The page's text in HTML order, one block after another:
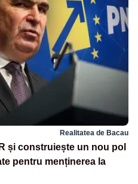
Realitatea de Bacau
și construiește un nou pol
pentru menținerea la